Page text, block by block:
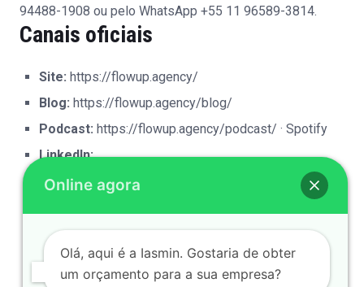
94488-1908 ou pelo WhatsApp +55 11 96589-3814.
Canais oficiais
Site: https://flowup.agency/
Blog: https://flowup.agency/blog/
Podcast: https://flowup.agency/podcast/ · Spotify
LinkedIn:
https://www.linkedin.com/company/flowupagency/
https://www.instagram.com/flowup.ag/
Facebook: https://www.facebook.com/flowup.ag/
YouTube: https://www.youtube.com/@AgencyFlowup
Cases: https://flowup.agency/cases/·Portfólio:
Online agora
Olá, aqui é a Iasmin. Gostaria de obter
um orçamento para a sua empresa?